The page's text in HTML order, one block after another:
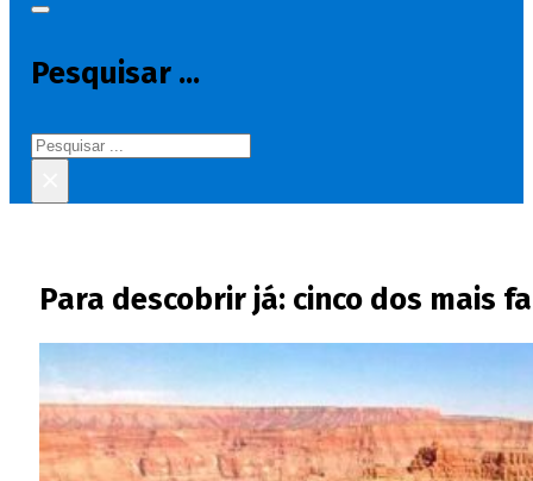
Pesquisar ...
Pesquisar
Para descobrir já: cinco dos mais